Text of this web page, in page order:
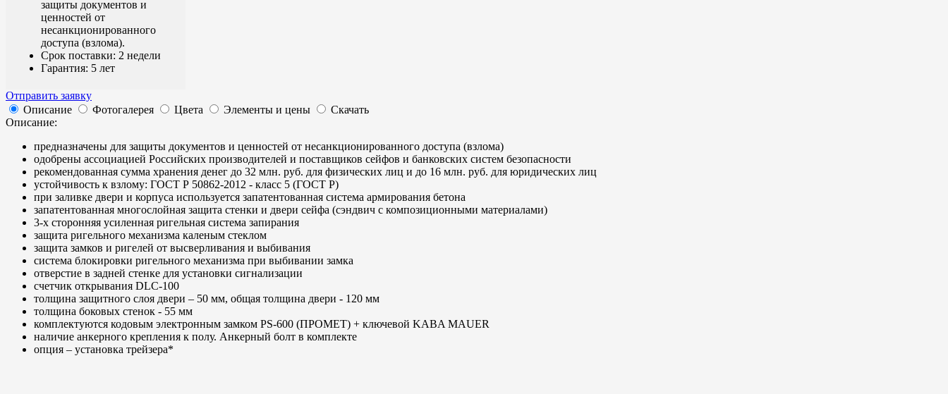
защиты документов и
ценностей от
несанкционированного
доступа (взлома).
Срок поставки: 2 недели
Гарантия: 5 лет
Отправить заявку
Описание
Фотогалерея Цвета Элементы и цены
Скачать
Описание:
предназначены для защиты документов и ценностей от несанкционированного доступа (взлома)
одобрены ассоциацией Российских производителей и поставщиков сейфов и банковских систем безопасности
рекомендованная сумма хранения денег до 32 млн. руб. для физических лиц и до 16 млн. руб. для юридических лиц
устойчивость к взлому: ГОСТ Р 50862-2012 - класс 5 (ГОСТ Р)
при заливке двери и корпуса используется запатентованная система армирования бетона
запатентованная многослойная защита стенки и двери сейфа (сэндвич с композиционными материалами)
3-х сторонняя усиленная ригельная система запирания
защита ригельного механизма каленым стеклом
защита замков и ригелей от высверливания и выбивания
система блокировки ригельного механизма при выбивании замка
отверстие в задней стенке для установки сигнализации
счетчик открывания DLC-100
толщина защитного слоя двери – 50 мм, общая толщина двери - 120 мм
толщина боковых стенок - 55 мм
комплектуются кодовым электронным замком PS-600 (ПРОМЕТ) + ключевой KABA MAUER
наличие анкерного крепления к полу. Анкерный болт в комплекте
опция – установка трейзера*